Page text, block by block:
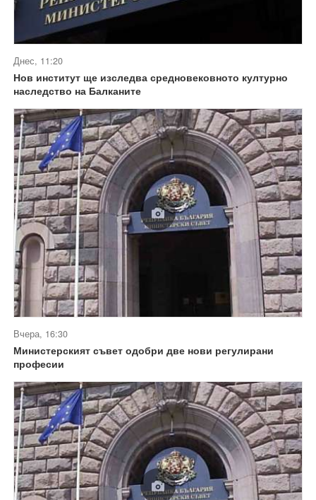
Днес, 11:20
Нов институт ще изследва средновековното културно
наследство на Балканите
Вчера, 16:30
Министерският съвет одобри две нови регулирани
професии